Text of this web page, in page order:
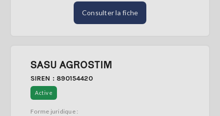
Consulter la fiche
SASU AGROSTIM
SIREN : 890154420
Active
Forme juridique :